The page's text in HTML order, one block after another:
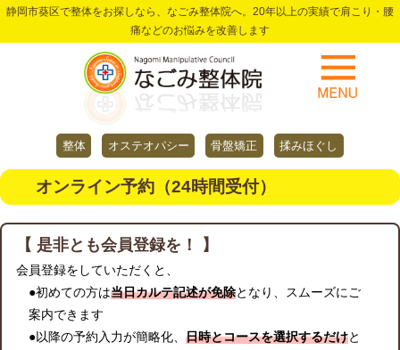
静岡市葵区で整体をお探しなら、なごみ整体院へ。20年以上の実績で肩こり・腰
痛などのお悩みを改善します
整体 オステオパシー 骨盤矯正 揉みほぐし
オンライン予約（24時間受付）
【 是非とも会員登録を！ 】
会員登録をしていただくと、
●初めての方は当日カルテ記述が免除となり、スムーズにご
案内できます
●以降の予約入力が簡略化、 日時とコースを選択するだけと